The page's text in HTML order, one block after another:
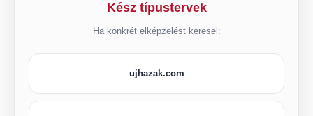
Kész típustervek
Ha konkrét elképzelést keresel:
ujhazak.com